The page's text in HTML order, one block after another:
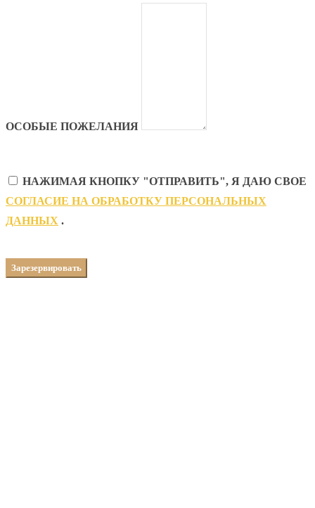
ОСОБЫЕ ПОЖЕЛАНИЯ
НАЖИМАЯ КНОПКУ "ОТПРАВИТЬ", Я ДАЮ СВОЕ
CОГЛАСИЕ НА ОБРАБОТКУ ПЕРСОНАЛЬНЫХ
ДАННЫХ .